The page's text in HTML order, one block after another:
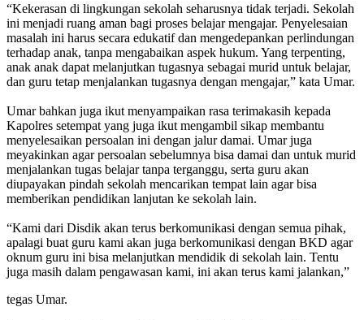
“Kekerasan di lingkungan sekolah seharusnya tidak terjadi. Sekolah
ini menjadi ruang aman bagi proses belajar mengajar. Penyelesaian
masalah ini harus secara edukatif dan mengedepankan perlindungan
terhadap anak, tanpa mengabaikan aspek hukum. Yang terpenting,
anak anak dapat melanjutkan tugasnya sebagai murid untuk belajar,
dan guru tetap menjalankan tugasnya dengan mengajar,” kata Umar.
Umar bahkan juga ikut menyampaikan rasa terimakasih kepada
Kapolres setempat yang juga ikut mengambil sikap membantu
menyelesaikan persoalan ini dengan jalur damai. Umar juga
meyakinkan agar persoalan sebelumnya bisa damai dan untuk murid
menjalankan tugas belajar tanpa terganggu, serta guru akan
diupayakan pindah sekolah mencarikan tempat lain agar bisa
memberikan pendidikan lanjutan ke sekolah lain.
“Kami dari Disdik akan terus berkomunikasi dengan semua pihak,
apalagi buat guru kami akan juga berkomunikasi dengan BKD agar
oknum guru ini bisa melanjutkan mendidik di sekolah lain. Tentu
juga masih dalam pengawasan kami, ini akan terus kami jalankan,”
tegas Umar.